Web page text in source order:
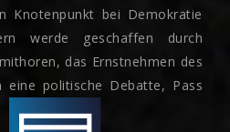
Knotenpunkt bei Demokratie
werde geschaffen durch
das Ernstnehmen des
eine politische Debatte, Pass